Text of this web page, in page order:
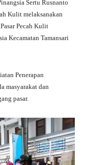
Sertu Rusnanto
Kulit melaksanakan
Pecah Kulit
Kecamatan Tamansari
Penerapan
masyarakat dan
pasar.